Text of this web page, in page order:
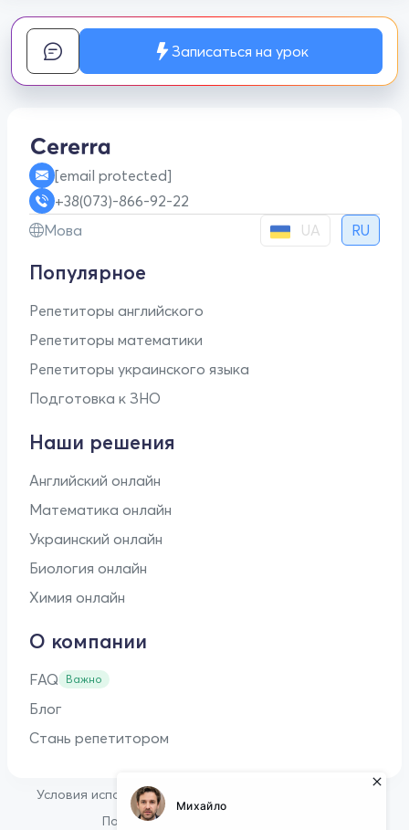
Записаться на урок
[email protected]
+38(073)-866-92-22
Мова
UA RU
Популярное
Репетиторы английского
Репетиторы математики
Репетиторы украинского языка
Подготовка к ЗНО
Наши решения
Английский онлайн
Математика онлайн
Украинский онлайн
Биология онлайн
Химия онлайн
О компании
FAQ Важно
Блог
Стань репетитором
Условия использования
Политика конфиденциальности